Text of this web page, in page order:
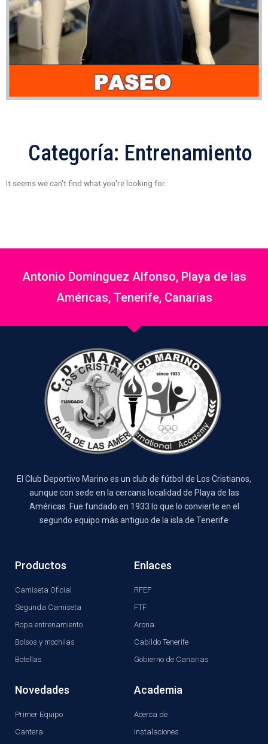
Categoría: Entrenamiento
It seems we can't find what you're looking for.
Antonio Domínguez Alfonso, Playa de las
Américas, Tenerife, Canarias
El Club Deportivo Marino es un club de fútbol de Los Cristianos,
aunque con sede en la cercana localidad de Playa de las
Américas. Fue fundado en 1933 lo que lo convierte en el
segundo equipo más antiguo de la isla de Tenerife
Productos
Camiseta Oficial
Segunda Camiseta
Ropa entrenamiento
Bolsos y mochilas
Botellas
Enlaces
RFEF
FTF
Arona
Cabildo Tenerife
Gobierno de Canarias
Novedades
Primer Equipo
Cantera
Academia
Acerca de
Instalaciones